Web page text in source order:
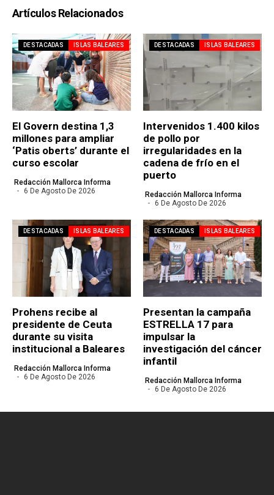
Artículos Relacionados
DESTACADAS ISLAS BALEARES
El Govern destina 1,3
millones para ampliar
‘Patis oberts’ durante el
curso escolar
Redacción Mallorca Informa
6 De Agosto De 2026
DESTACADAS ISLAS BALEARES
Intervenidos 1.400 kilos
de pollo por
irregularidades en la
cadena de frío en el
puerto
Redacción Mallorca Informa
6 De Agosto De 2026
DESTACADAS ISLAS BALEARES
Prohens recibe al
presidente de Ceuta
durante su visita
institucional a Baleares
Redacción Mallorca Informa
6 De Agosto De 2026
DESTACADAS ISLAS BALEARES
Presentan la campaña
ESTRELLA 17 para
impulsar la
investigación del cáncer
infantil
Redacción Mallorca Informa
6 De Agosto De 2026